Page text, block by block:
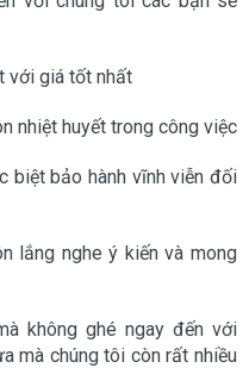
với giá tốt nhất
nhiệt huyết trong công việc
biệt bảo hành vĩnh viễn đối
lắng nghe ý kiến và mong
không ghé ngay đến với
mà chúng tôi còn rất nhiều